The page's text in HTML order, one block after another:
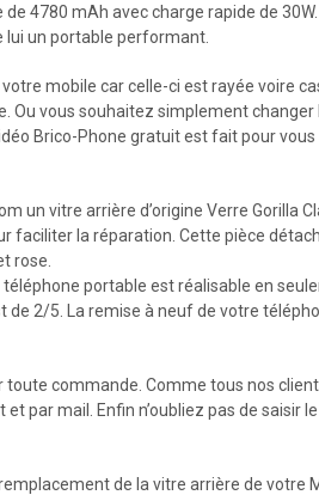
4780 mAh avec charge rapide de
lui un portable performant.
mobile car celle-ci est rayée voire
Ou vous souhaitez simplement changer
Brico-Phone gratuit est fait pour
un vitre arrière d’origine Verre Gorilla
faciliter la réparation. Cette pièce
rose.
portable est réalisable en
2/5. La remise à neuf de votre
commande. Comme tous nos
par mail. Enfin n’oubliez pas de saisir
de la vitre arrière de votre